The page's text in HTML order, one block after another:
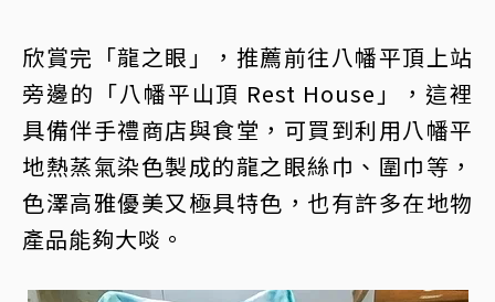
欣賞完「龍之眼」，推薦前往八幡平頂上站
旁邊的「八幡平山頂 Rest House」，這裡
具備伴手禮商店與食堂，可買到利用八幡平
地熱蒸氣染色製成的龍之眼絲巾、圍巾等，
色澤高雅優美又極具特色，也有許多在地物
產品能夠大啖。